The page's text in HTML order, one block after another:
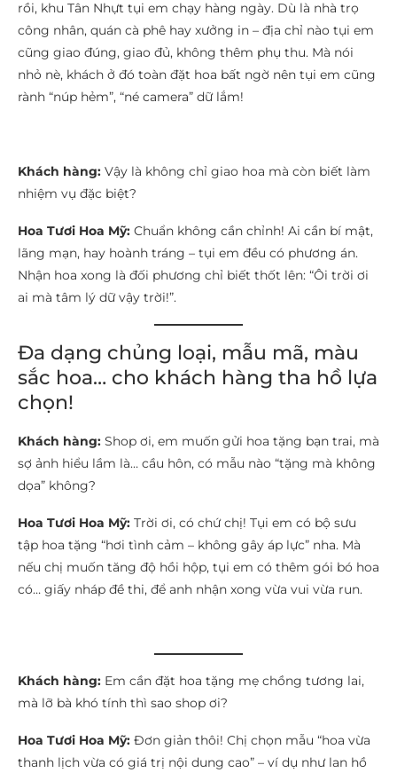
rồi, khu Tân Nhựt tụi em chạy hàng ngày. Dù là nhà trọ
công nhân, quán cà phê hay xưởng in – địa chỉ nào tụi em
cũng giao đúng, giao đủ, không thêm phụ thu. Mà nói
nhỏ nè, khách ở đó toàn đặt hoa bất ngờ nên tụi em cũng
rành “núp hẻm”, “né camera” dữ lắm!
Khách hàng: Vậy là không chỉ giao hoa mà còn biết làm
nhiệm vụ đặc biệt?
Hoa Tươi Hoa Mỹ: Chuẩn không cần chỉnh! Ai cần bí mật,
lãng mạn, hay hoành tráng – tụi em đều có phương án.
Nhận hoa xong là đối phương chỉ biết thốt lên: “Ôi trời ơi
ai mà tâm lý dữ vậy trời!”.
Đa dạng chủng loại, mẫu mã, màu
sắc hoa… cho khách hàng tha hồ lựa
chọn!
Khách hàng: Shop ơi, em muốn gửi hoa tặng bạn trai, mà
sợ ảnh hiểu lầm là… cầu hôn, có mẫu nào “tặng mà không
dọa” không?
Hoa Tươi Hoa Mỹ: Trời ơi, có chứ chị! Tụi em có bộ sưu
tập hoa tặng “hơi tình cảm – không gây áp lực” nha. Mà
nếu chị muốn tăng độ hồi hộp, tụi em có thêm gói bó hoa
có… giấy nháp đề thi, để anh nhận xong vừa vui vừa run.
Khách hàng: Em cần đặt hoa tặng mẹ chồng tương lai,
mà lỡ bà khó tính thì sao shop ơi?
Hoa Tươi Hoa Mỹ: Đơn giản thôi! Chị chọn mẫu “hoa vừa
thanh lịch vừa có giá trị nội dung cao” – ví dụ như lan hồ